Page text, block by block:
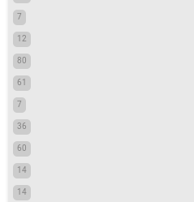
7
12
80
61
7
36
60
14
14